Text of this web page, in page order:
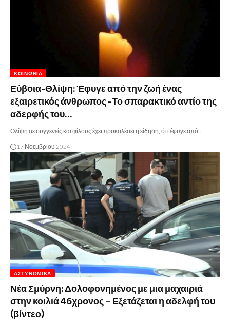
ΚΟΙΝΩΝΊΑ
Εύβοια-Θλίψη: Έφυγε από την ζωή ένας
εξαιρετικός άνθρωπος -Το σπαρακτικό αντίο της
αδερφής του…
Θλίψη σε συγγενείς και φίλους έχει προκαλέσει η είδηση, ότι έφυγε από…
17 Νοεμβρίου 2024
ΑΣΤΥΝΟΜΙΚΆ
Νέα Σμύρνη: Δολοφονημένος με μια μαχαιριά
στην κοιλιά 46χρονος – Εξετάζεται η αδελφή του
(βίντεο)